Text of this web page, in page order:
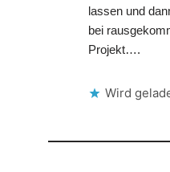
lassen und
bei
Projekt….
Wird